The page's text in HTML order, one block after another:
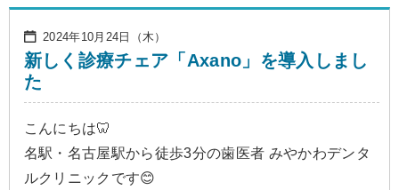
2024年10月24日（木）
新しく診療チェア「Axano」を導入しまし
た
こんにちは🦷
名駅・名古屋駅から徒歩3分の歯医者 みやかわデンタ
ルクリニックです😊